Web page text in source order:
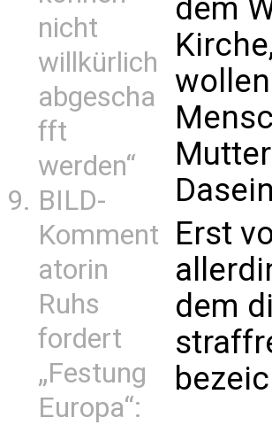
nicht
willkürlich
abgescha
fft
werden“
BILD-
Komment
atorin
Ruhs
fordert
„Festung
Europa“:
dem
Erst
dem